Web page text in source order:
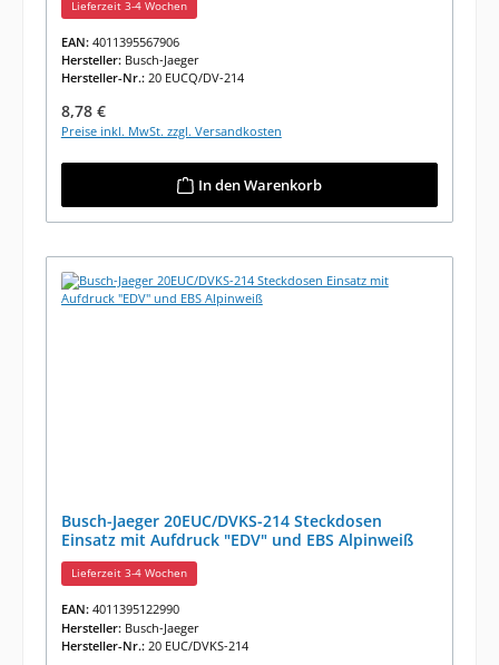
Lieferzeit 3-4 Wochen
EAN: 4011395567906
Hersteller: Busch-Jaeger
Hersteller-Nr.: 20 EUCQ/DV-214
Regulärer Preis:
8,78 €
Preise inkl. MwSt. zzgl. Versandkosten
In den Warenkorb
Busch-Jaeger 20EUC/DVKS-214 Steckdosen
Einsatz mit Aufdruck "EDV" und EBS Alpinweiß
Lieferzeit 3-4 Wochen
EAN: 4011395122990
Hersteller: Busch-Jaeger
Hersteller-Nr.: 20 EUC/DVKS-214